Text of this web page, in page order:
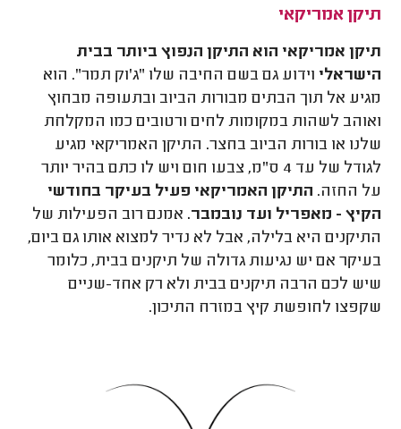
תיקן אמריקאי
תיקן אמריקאי הוא התיקן הנפוץ ביותר בבית
הישראלי וידוע גם בשם החיבה שלו "ג'וק תמר". הוא
מגיע אל תוך הבתים מבורות הביוב ובתעופה מבחוץ
ואוהב לשהות במקומות לחים ורטובים כמו המקלחת
שלנו או בורות הביוב בחצר. התיקן האמריקאי מגיע
לגודל של עד 4 ס"מ, צבעו חום ויש לו כתם בהיר יותר
על החזה. התיקן האמריקאי פעיל בעיקר בחודשי
הקיץ - מאפריל ועד נובמבר. אמנם רוב הפעילות של
התיקנים היא בלילה, אבל לא נדיר למצוא אותו גם ביום,
בעיקר אם יש נגיעות גדולה של תיקנים בבית, כלומר
שיש לכם הרבה תיקנים בבית ולא רק אחד-שניים
שקפצו לחופשת קיץ במזרח התיכון.